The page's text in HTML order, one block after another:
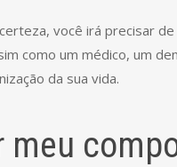
você irá precisar
como um médico, um
da sua vida.
meu